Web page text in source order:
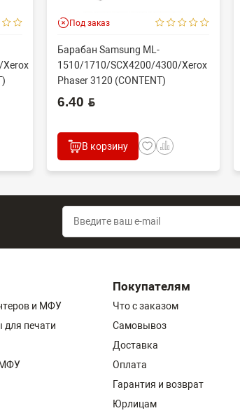
Под заказ
Барабан Samsung ML-
1510/1710/SCX4200/4300/Xerox
Phaser 3120 (CONTENT)
6.40 BYN
В корзину
и МФУ
для печати
МФУ
Покупателям
Что с заказом
Самовывоз
Доставка
Оплата
Гарантия и возврат
Юрлицам